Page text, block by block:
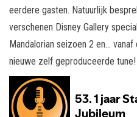
eerdere gasten. Natuurlijk
verschenen Disney Gallery
Mandalorian seizoen 2 en…
nieuwe zelf geproduceerde tune!